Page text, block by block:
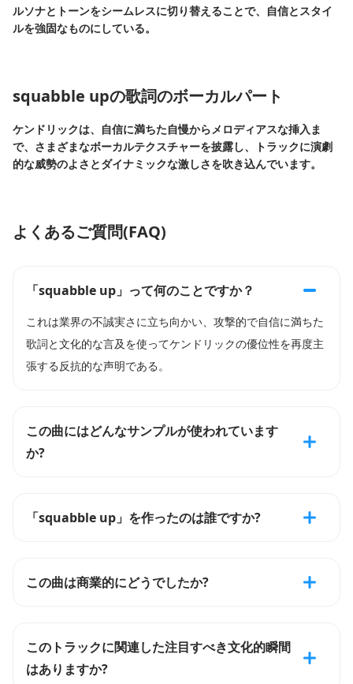
ルソナとトーンをシームレスに切り替えることで、自信とスタイ
ルを強固なものにしている。
squabble upの歌詞のボーカルパート
ケンドリックは、自信に満ちた自慢からメロディアスな挿入ま
で、さまざまなボーカルテクスチャーを披露し、トラックに演劇
的な威勢のよさとダイナミックな激しさを吹き込んでいます。
よくあるご質問(FAQ)
「squabble up」って何のことですか？
これは業界の不誠実さに立ち向かい、攻撃的で自信に満ちた
歌詞と文化的な言及を使ってケンドリックの優位性を再度主
張する反抗的な声明である。
この曲にはどんなサンプルが使われています
か?
「squabble up」を作ったのは誰ですか?
この曲は商業的にどうでしたか?
このトラックに関連した注目すべき文化的瞬間
はありますか?